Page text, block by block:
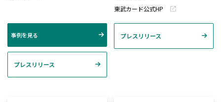
事例を見る
プレスリリース
東武カード公式HP
プレスリリース